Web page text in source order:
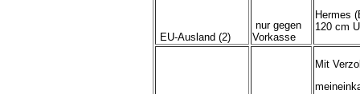
EU-Ausland (2)
nur gegen
Vorkasse
Hermes
120 cm
Mit